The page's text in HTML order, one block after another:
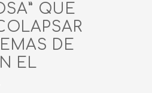
QUE
DE
EL